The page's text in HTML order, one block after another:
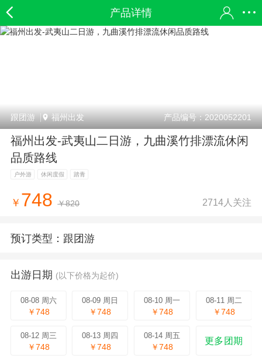
产品详情
产品编号：2020052201
跟团游 福州出发
福州出发-武夷山二日游，九曲溪竹排漂流休闲
品质路线
户外游 休闲度假 踏青
2714人关注
￥ 748 ￥820
预订类型： 跟团游
出游日期 (以下价格为起价)
08-08 周六
￥748
08-09 周日
￥748
08-10 周一
￥748
08-11 周二
￥748
08-12 周三
￥748
08-13 周四
￥748
08-14 周五
￥748
更多团期